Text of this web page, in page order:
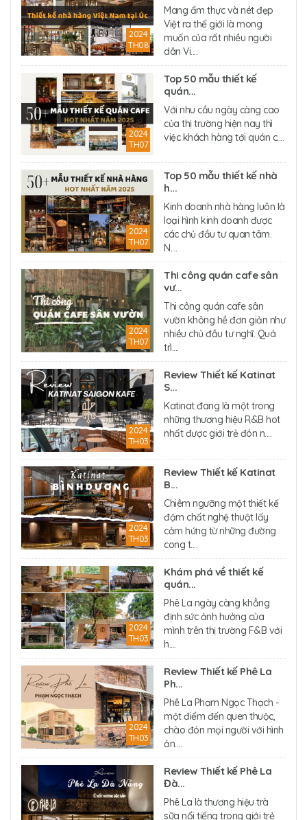
2024
TH08
Mang ẩm thực và nét đẹp
Việt ra thế giới là mong
muốn của rất nhiều người
dân Vi....
2024
TH07
Top 50 mẫu thiết kế
quán...
Với nhu cầu ngày càng cao
của thị trường hiện nay thì
việc khách hàng tới quán c....
2024
TH07
Top 50 mẫu thiết kế nhà
h...
Kinh doanh nhà hàng luôn là
loại hình kinh doanh được
các chủ đầu tư quan tâm.
N....
2024
TH07
Thi công quán cafe sân
vư...
Thi công quán cafe sân
vườn không hề đơn giản như
nhiều chủ đầu tư nghĩ. Quá
trì....
2024
TH03
Review Thiết kế Katinat
S...
Katinat đang là một trong
những thương hiệu R&B hot
nhất được giới trẻ đón n....
2024
TH03
Review Thiết kế Katinat
B...
Chiêm ngưỡng một thiết kế
đậm chất nghệ thuật lấy
cảm hứng từ những đường
cong t....
2024
TH03
Khám phá về thiết kế
quán...
Phê La ngày càng khẳng
định sức ảnh hưởng của
mình trên thị trường F&B với
h....
2024
TH03
Review Thiết kế Phê La
Ph...
Phê La Phạm Ngọc Thạch -
một điểm đến quen thuộc,
chào đón mọi người với hình
ản....
Review Thiết kế Phê La
Đà...
Phê La là thương hiệu trà
sữa nổi tiếng trong giới trẻ